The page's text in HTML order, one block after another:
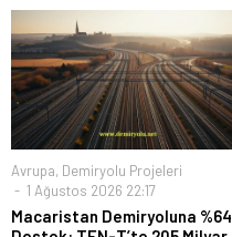
Avrupa, Demiryolu Projeleri
1 Ağustos 2026 22:17
Macaristan Demiryoluna %64